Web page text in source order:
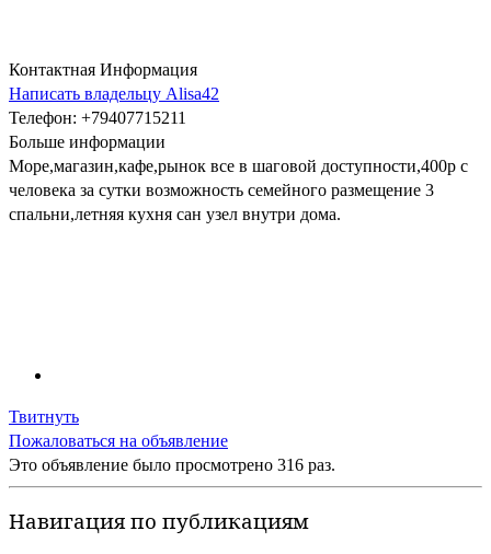
Контактная Информация
Написать владельцу Alisa42
Телефон: +79407715211
Больше информации
Море,магазин,кафе,рынок все в шаговой доступности,400р с
человека за сутки возможность семейного размещение 3
спальни,летняя кухня сан узел внутри дома.
Твитнуть
Пожаловаться на объявление
Это объявление было просмотрено 316 раз.
Навигация по публикациям